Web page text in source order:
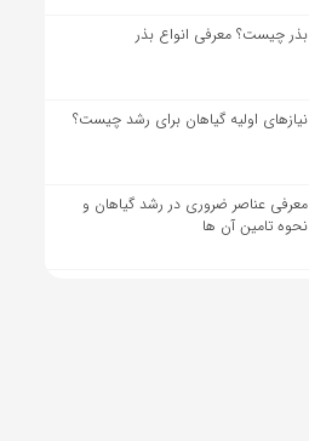
بذر چیست؟ معرفی انواع بذر
نیاز‌های اولیه گیاهان برای رشد چیست؟
معرفی عناصر ضروری در رشد گیاهان و
نحوه تامین آن ها